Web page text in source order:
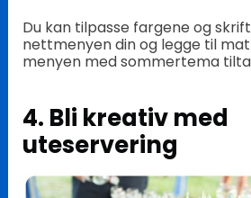
Du kan tilpasse fargene og
nettmenyen din og legge til
menyen med sommertema
4. Bli kreativ med
uteservering